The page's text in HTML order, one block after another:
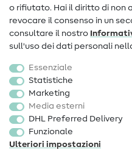
Diritto di recesso
Popolare
Accessori cucito
Sale
o rifiutato. Hai il diritto di non
revocare il consenso in un
consultare il nostro
sull'uso dei dati personali
Essenziale
Statistiche
Marketing
Media esterni
DHL Preferred Delivery
Funzionale
Ulteriori impostazioni